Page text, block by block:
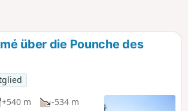
über die Pounche des
+540 m
-534 m